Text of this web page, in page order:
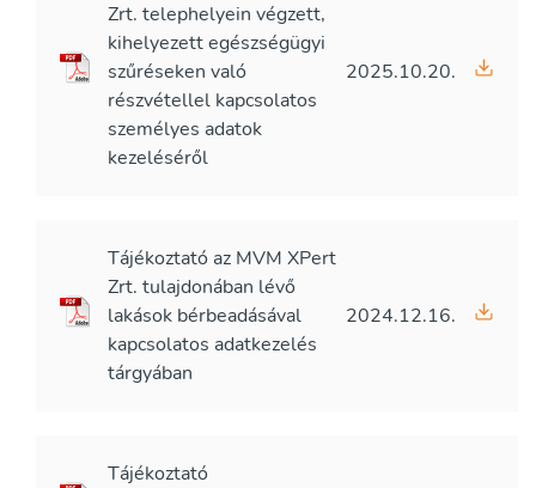
Zrt. telephelyein végzett,
kihelyezett egészségügyi
szűréseken való
részvétellel kapcsolatos
személyes adatok
kezeléséről
2025.10.20.
Tájékoztató az MVM XPert
Zrt. tulajdonában lévő
lakások bérbeadásával
kapcsolatos adatkezelés
tárgyában
2024.12.16.
Tájékoztató